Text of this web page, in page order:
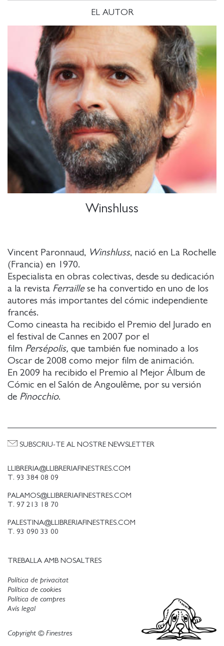
EL AUTOR
Winshluss
Vincent Paronnaud, Winshluss, nació en La Rochelle
(Francia) en 1970.
Especialista en obras colectivas, desde su dedicación
a la revista Ferraillese ha convertido en uno de los
autores más importantes del cómic independiente
francés.
Como cineasta ha recibido el Premio del Jurado en
el festival de Cannes en 2007 por el
film Persépolis, que también fue nominado a los
Oscar de 2008 como mejor film de animación.
En 2009 ha recibido el Premio al Mejor Álbum de
Cómic en el Salón de Angoulême, por su versión
de Pinocchio.
LLIBRERIA@LLIBRERIAFINESTRES.COM
T. 93 384 08 09
PALAMOS@LLIBRERIAFINESTRES.COM
T. 97 213 18 70
PALESTINA@LLIBRERIAFINESTRES.COM
T. 93 090 33 00
TREBALLA AMB NOSALTRES
SUBSCRIU-TE AL NOSTRE NEWSLETTER
Política de privacitat
Política de cookies
Avís legal
Política de compres
Copyright © Finestres